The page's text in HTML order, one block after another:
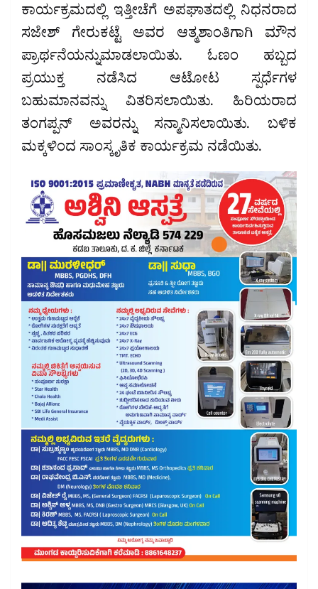
ಕಾರ್ಯಕ್ರಮದಲ್ಲಿ ಇತ್ತೀಚೆಗೆ ಅಪಘಾತದಲ್ಲಿ ನಿಧನರಾದ
ಸಜೇಶ್ ಗೇರುಕಟ್ಟೆ ಅವರ ಆತ್ಮಶಾಂತಿಗಾಗಿ ಮೌನ
ಪ್ರಾರ್ಥನೆಯನ್ನುಮಾಡಲಾಯಿತು. ಓಣಂ ಹಬ್ಬದ
ಪ್ರಯುಕ್ತ ನಡೆಸಿದ ಆಟೋಟ ಸ್ಪರ್ಧೆಗಳ
ಬಹುಮಾನವನ್ನು ವಿತರಿಸಲಾಯಿತು. ಹಿರಿಯರಾದ
ತಂಗಪ್ಪನ್ ಅವರನ್ನು ಸನ್ಮಾನಿಸಲಾಯಿತು. ಬಳಿಕ
ಮಕ್ಕಳಿಂದ ಸಾಂಸ್ಕೃತಿಕ ಕಾರ್ಯಕ್ರಮ ನಡೆಯಿತು.